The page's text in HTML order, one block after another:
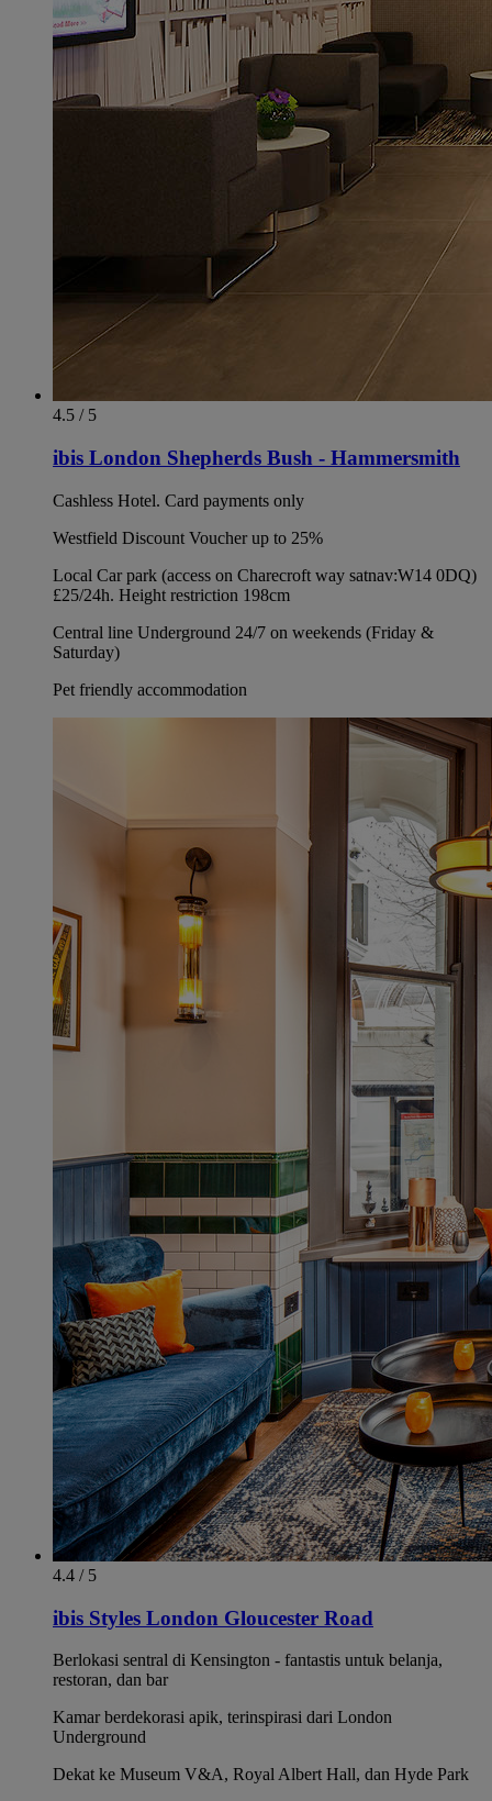
4.5 / 5
ibis London Shepherds Bush - Hammersmith
Cashless Hotel. Card payments only
Westfield Discount Voucher up to 25%
Local Car park (access on Charecroft way satnav:W14 0DQ)
£25/24h. Height restriction 198cm
Central line Underground 24/7 on weekends (Friday &
Saturday)
Pet friendly accommodation
4.4 / 5
ibis Styles London Gloucester Road
Berlokasi sentral di Kensington - fantastis untuk belanja,
restoran, dan bar
Kamar berdekorasi apik, terinspirasi dari London
Underground
Dekat ke Museum V&A, Royal Albert Hall, dan Hyde Park